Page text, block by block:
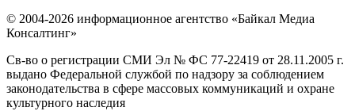
© 2004-2026 информационное агентство «Байкал Медиа
Консалтинг»
Св-во о регистрации СМИ Эл № ФС 77-22419 от 28.11.2005 г.
выдано Федеральной службой по надзору за соблюдением
законодательства в сфере массовых коммуникаций и охране
культурного наследия